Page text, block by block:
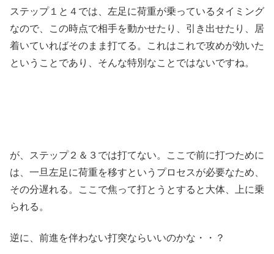
ステップ１と４では、左足に荷重が乗っているタイミング
なので、この時点で相手を動かせたり、引き出せたり、居
着いていればそのまま打てる。これはこれで攻めが効いた
ということであり、そんな特別なことではないですね。
が、ステップ２＆３では打てない。ここで前に打つために
は、一旦左足に荷重を移すというプロセスが必要なため、
その分遅れる。ここで焦って打とうとすると大体、上に乗
られる。
逆に、前進を伴わない打突ならいいのかな・・？